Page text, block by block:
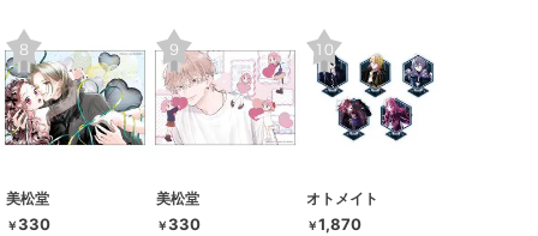
美松堂
￥330
美松堂
￥330
オトメイト
￥1,870